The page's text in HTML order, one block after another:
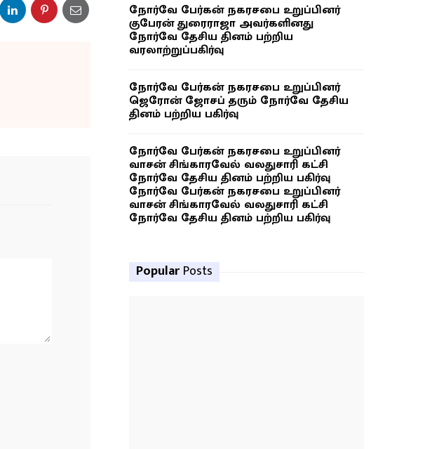
நோர்வே பேர்கன் நகரசபை உறுப்பினர்
குபேரன் துரைராஜா அவர்களினது
நோர்வே தேசிய தினம் பற்றிய
வரலாற்றுப்பகிர்வு
நோர்வே பேர்கன் நகரசபை உறுப்பினர்
ஜெரோன் ஜோசப் தரும் நோர்வே தேசிய
தினம் பற்றிய பகிர்வு
நோர்வே பேர்கன் நகரசபை உறுப்பினர்
வாசன் சிங்காரவேல் வலதுசாரி கட்சி
நோர்வே தேசிய தினம் பற்றிய பகிர்வு
நோர்வே பேர்கன் நகரசபை உறுப்பினர்
வாசன் சிங்காரவேல் வலதுசாரி கட்சி
நோர்வே தேசிய தினம் பற்றிய பகிர்வு
Popular Posts